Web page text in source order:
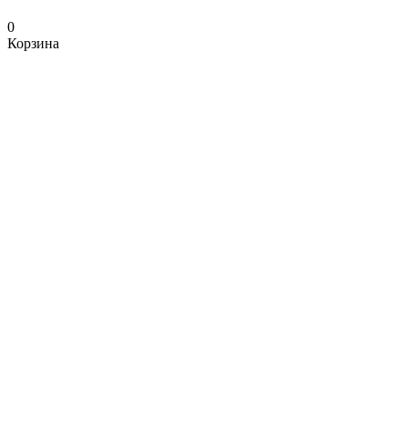
0
Корзина